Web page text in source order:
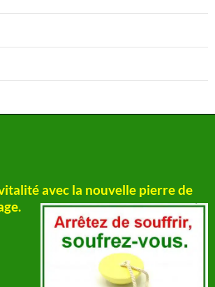
avec la nouvelle pierre de